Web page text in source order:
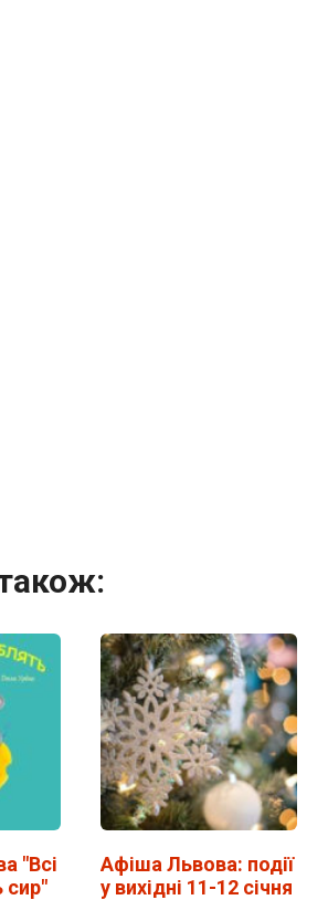
"Всі
сир"
Афіша Львова: події
у вихідні 11-12 січня